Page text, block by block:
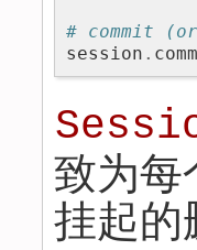
# commit
session .
致为每
挂起的